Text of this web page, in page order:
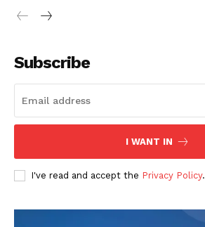
Subscribe
I WANT IN
I've read and accept the Privacy Policy.